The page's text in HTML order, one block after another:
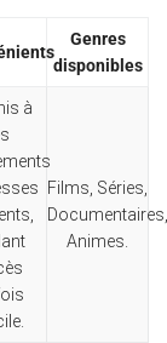
Genres
disponibles
à
Films, Séries,
Documentaires,
Animes.